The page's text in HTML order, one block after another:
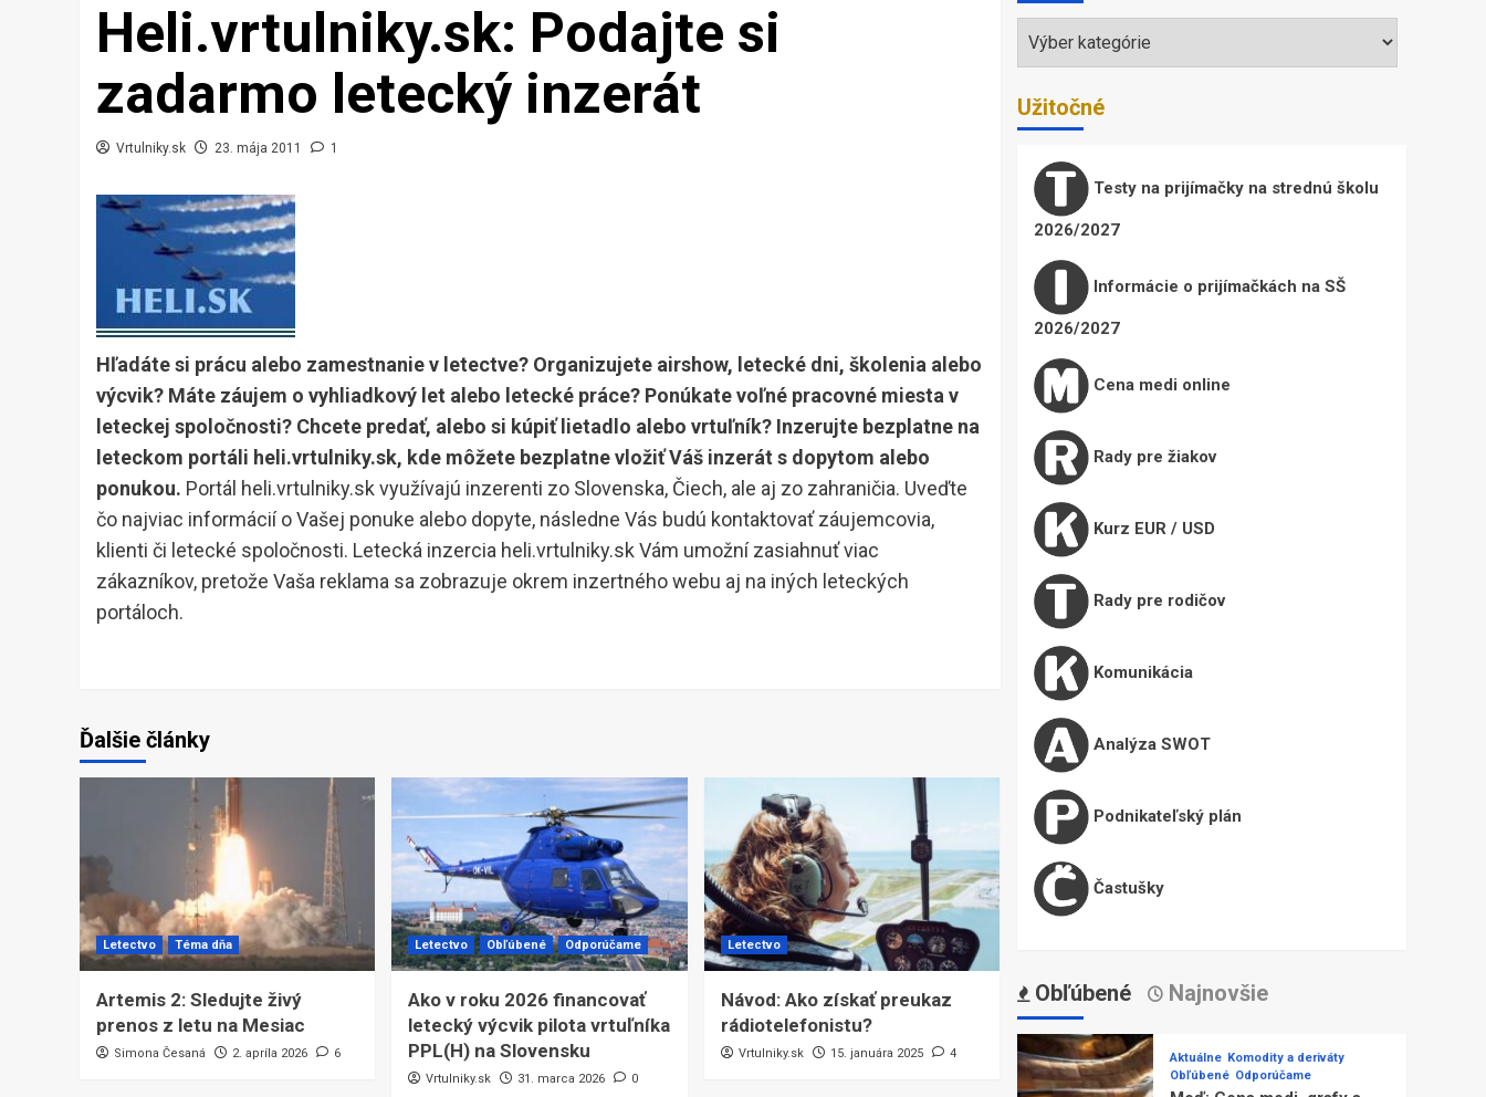
Heli.vrtulniky.sk: Podajte si
zadarmo letecký inzerát
Vrtulniky.sk 23. mája 2011 1
Hľadáte si prácu alebo zamestnanie v letectve? Organizujete airshow, letecké dni, školenia alebo
výcvik? Máte záujem o vyhliadkový let alebo letecké práce? Ponúkate voľné pracovné miesta v
leteckej spoločnosti? Chcete predať, alebo si kúpiť lietadlo alebo vrtuľník? Inzerujte bezplatne na
leteckom portáli heli.vrtulniky.sk, kde môžete bezplatne vložiť Váš inzerát s dopytom alebo
ponukou. Portál heli.vrtulniky.sk využívajú inzerenti zo Slovenska, Čiech, ale aj zo zahraničia. Uveďte
čo najviac informácií o Vašej ponuke alebo dopyte, následne Vás budú kontaktovať záujemcovia,
klienti či letecké spoločnosti. Letecká inzercia heli.vrtulniky.sk Vám umožní zasiahnuť viac
zákazníkov, pretože Vaša reklama sa zobrazuje okrem inzertného webu aj na iných leteckých
portáloch.
Ďalšie články
Letectvo Téma dňa
Artemis 2: Sledujte živý
prenos z letu na Mesiac
Simona Česaná 2. apríla 2026 6
Letectvo Obľúbené Odporúčame
Ako v roku 2026 financovať
letecký výcvik pilota vrtuľníka
PPL(H) na Slovensku
Vrtulniky.sk 31. marca 2026 0
Letectvo
Návod: Ako získať preukaz
rádiotelefonistu?
Vrtulniky.sk 15. januára 2025 4
Témy
Užitočné
Testy na prijímačky na strednú školu
2026/2027
Informácie o prijímačkách na SŠ
2026/2027
Cena medi online
Rady pre žiakov
Kurz EUR / USD
Rady pre rodičov
Komunikácia
Analýza SWOT
Podnikateľský plán
Častušky
Obľúbené Najnovšie
Aktuálne Komodity a deriváty
Obľúbené Odporúčame